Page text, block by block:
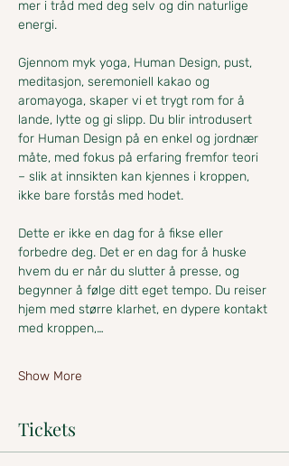
mer i tråd med deg selv og din naturlige
energi.
Gjennom myk yoga, Human Design, pust,
meditasjon, seremoniell kakao og
aromayoga, skaper vi et trygt rom for å
lande, lytte og gi slipp. Du blir introdusert
for Human Design på en enkel og jordnær
måte, med fokus på erfaring fremfor teori
– slik at innsikten kan kjennes i kroppen,
ikke bare forstås med hodet.
Dette er ikke en dag for å fikse eller
forbedre deg. Det er en dag for å huske
hvem du er når du slutter å presse, og
begynner å følge ditt eget tempo. Du reiser
hjem med større klarhet, en dypere kontakt
med kroppen,…
Show More
Tickets